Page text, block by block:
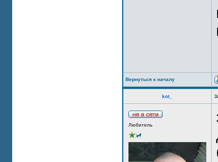
Вернуться к началу
kot_
Любитель